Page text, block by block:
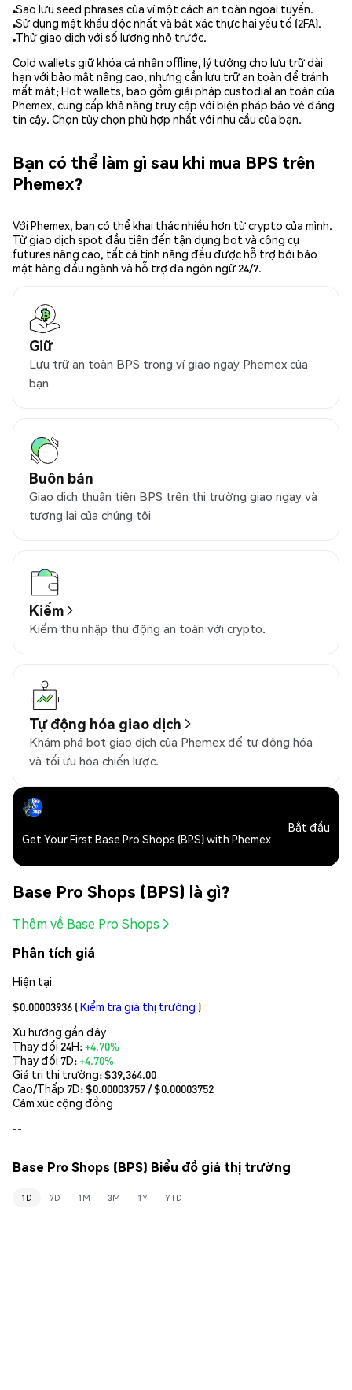
Sao lưu seed phrases của ví một cách an toàn ngoại tuyến.
Sử dụng mật khẩu độc nhất và bật xác thực hai yếu tố (2FA).
Thử giao dịch với số lượng nhỏ trước.
Cold wallets giữ khóa cá nhân offline, lý tưởng cho lưu trữ dài
hạn với bảo mật nâng cao, nhưng cần lưu trữ an toàn để tránh
mất mát; Hot wallets, bao gồm giải pháp custodial an toàn của
Phemex, cung cấp khả năng truy cập với biện pháp bảo vệ đáng
tin cậy. Chọn tùy chọn phù hợp nhất với nhu cầu của bạn.
Bạn có thể làm gì sau khi mua BPS trên
Phemex?
Với Phemex, bạn có thể khai thác nhiều hơn từ crypto của mình.
Từ giao dịch spot đầu tiên đến tận dụng bot và công cụ
futures nâng cao, tất cả tính năng đều được hỗ trợ bởi bảo
mật hàng đầu ngành và hỗ trợ đa ngôn ngữ 24/7.
Giữ
Lưu trữ an toàn BPS trong ví giao ngay Phemex của
bạn
Buôn bán
Giao dịch thuận tiện BPS trên thị trường giao ngay và
tương lai của chúng tôi
Kiếm
Kiếm thu nhập thụ động an toàn với crypto.
Tự động hóa giao dịch
Khám phá bot giao dịch của Phemex để tự động hóa
và tối ưu hóa chiến lược.
Get Your First Base Pro Shops (BPS) with Phemex
Bắt đầu
Base Pro Shops (BPS) là gì?
Thêm về Base Pro Shops
Phân tích giá
Hiện tại
$0.00003936 (Kiểm tra giá thị trường )
Xu hướng gần đây
Thay đổi 24H:+4.70%
Thay đổi 7D:+4.70%
Giá trị thị trường:$39,364.00
Cao/Thấp 7D: $0.00003757/ $0.00003752
Cảm xúc cộng đồng
--
Base Pro Shops (BPS) Biểu đồ giá thị trường
1D 7D 1M 3M 1Y YTD